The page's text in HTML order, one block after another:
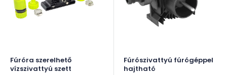
Fúróra szerelhető
vízszivattyú szett
Fúrószivattyú fúrógéppel
hajtható